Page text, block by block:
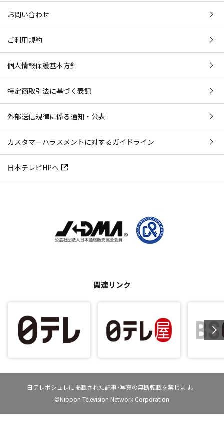
お問い合わせ
ご利用規約
個人情報保護基本方針
特定商取引法に基づく表記
外部送信規律に係る通知・公表
カスタマーハラスメントに対するガイドライン
日本テレビHPへ
関連リンク
日テレポシュレに掲載された記事･写真の無断転載を禁じます。
©Nippon Television Network Corporation